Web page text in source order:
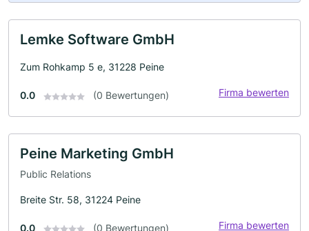
Lemke Software GmbH
Zum Rohkamp 5 e, 31228 Peine
0.0 (0 Bewertungen) Firma bewerten
Peine Marketing GmbH
Public Relations
Breite Str. 58, 31224 Peine
0.0 (0 Bewertungen) Firma bewerten